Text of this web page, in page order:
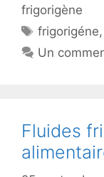
frigorigène
Étiquettes
frigorigéne
Un
Fluides